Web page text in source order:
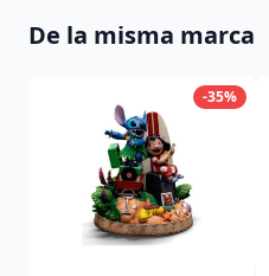
De la misma marca
-35%